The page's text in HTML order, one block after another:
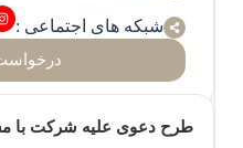
شبکه های اجتماعی :
طرح دعوی علیه شرکت با